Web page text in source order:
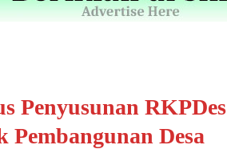
Penyusunan RKPDes
Desa